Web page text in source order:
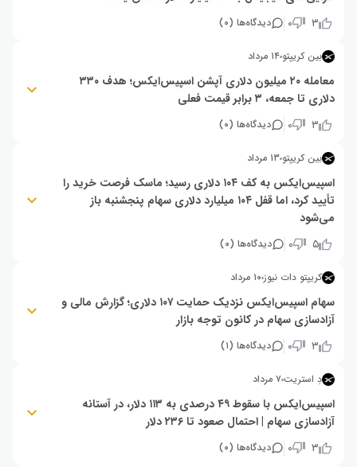
درصد افزایش یافته است. این افزایش چشمگیر به بهبود فعالیت‌ها و تقاضای بالا
در زمینه پرتاب‌ها مرتبط است. به نظر می‌رسد این رشد مستمر، موقعیت این
شرکت را در صنعت فضایی تقویت کرده و توجه سرمایه‌گذاران را به سمت خود
جلب کرده است.
۳ ۰ دیدگاه‌ها (۰)
بین کریپتو ۱۴ مرداد
معامله ۲۰ میلیون دلاری آپشن اسپیس‌ایکس؛ هدف ۳۳۰
دلاری تا جمعه، ۳ برابر قیمت فعلی
قیمت فعلی ۱۲۴ دلار) تا جمعه منقضی می‌شود. تحلیلگران می‌گویند این معامله
۲۰ میلیون دلاری احتمالاً توسط یک بانک برای پوشش ریسک انجام شده، نه
سرمایه‌گذاران خرد، و نوسان مورد انتظار بازار پس از گزارش سود و باز شدن قفل
۳ ۰ دیدگاه‌ها (۰)
بین کریپتو ۱۳ مرداد
اسپیس‌ایکس به کف ۱۰۴ دلاری رسید؛ ماسک فرصت خرید را
تأیید کرد، اما قفل ۱۰۴ میلیارد دلاری سهام پنجشنبه باز
می‌شود
اما نگرانی از عرضه سنگین و سودآوری نامشخص، ریسک را بالا برده است.
۵ ۰ دیدگاه‌ها (۰)
کریپتو دات نیوز ۱۰ مرداد
سهام اسپیس‌ایکس نزدیک حمایت ۱۰۷ دلاری؛ گزارش مالی و
آزادسازی سهام در کانون توجه بازار
سهام اسپیس‌ایکس در آستانه انتشار نخستین گزارش مالی پس از عرضه اولیه،
فشار بیشتر بر قیمت را افزایش داده است.
۳ ۰ دیدگاه‌ها (۱)
دِ استریت۷ مرداد
اسپیس‌ایکس با سقوط ۴۹ درصدی به ۱۱۳ دلار، در آستانه
آزادسازی سهام | احتمال صعود تا ۲۳۶ دلار
۳ ۰ دیدگاه‌ها (۰)